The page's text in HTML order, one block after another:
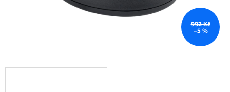
992 Kč
–5 %